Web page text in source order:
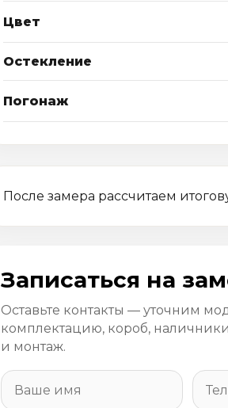
Цвет
Остекление
Погонаж
После замера рассчитаем
Записаться на
Оставьте контакты — уточним
комплектацию, короб,
и монтаж.